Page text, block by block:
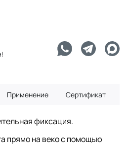
Применение Сертификат
фиксация.
прямо на веко с помощью